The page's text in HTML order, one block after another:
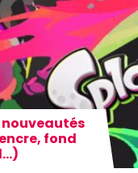
nouveautés
fond